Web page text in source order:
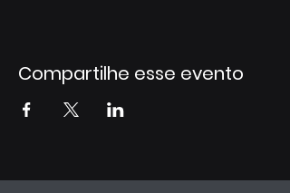
Compartilhe esse evento